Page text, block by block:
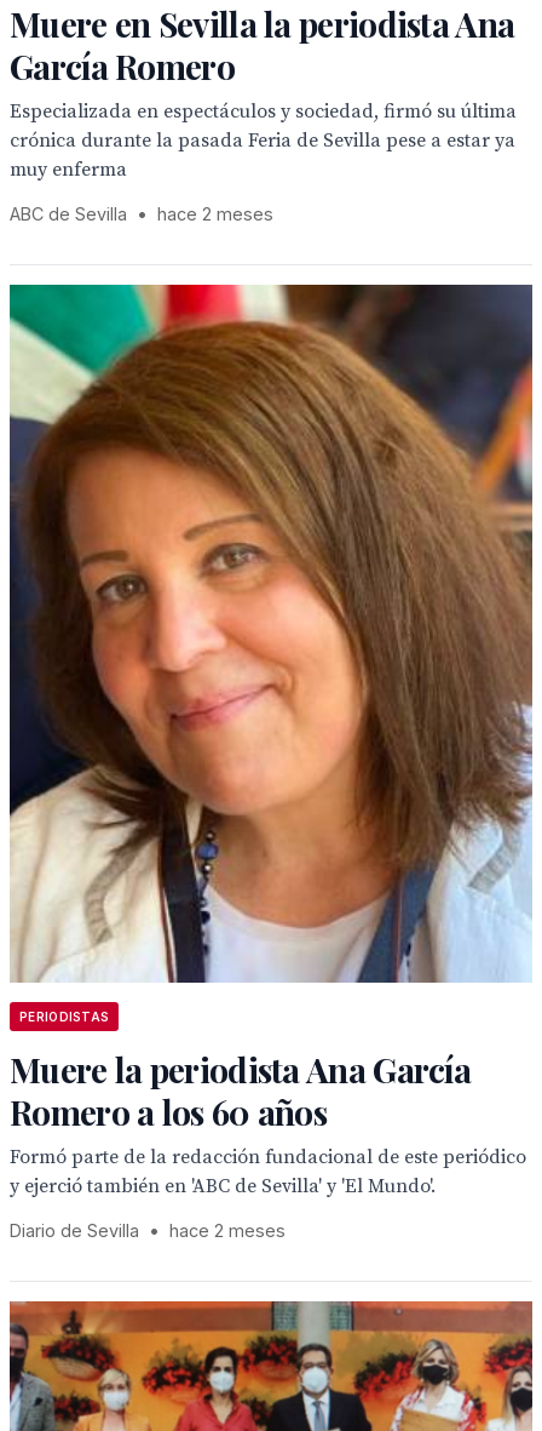
Muere en Sevilla la periodista Ana
García Romero
Especializada en espectáculos y sociedad, firmó su última
crónica durante la pasada Feria de Sevilla pese a estar ya
muy enferma
ABC de Sevilla • hace 2 meses
PERIODISTAS
Muere la periodista Ana García
Romero a los 60 años
Formó parte de la redacción fundacional de este periódico
y ejerció también en 'ABC de Sevilla' y 'El Mundo'.
Diario de Sevilla • hace 2 meses